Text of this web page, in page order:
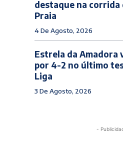
destaque na corrida
Praia
4 De Agosto, 2026
Estrela da Amadora
por 4-2 no último
Liga
3 De Agosto, 2026
-